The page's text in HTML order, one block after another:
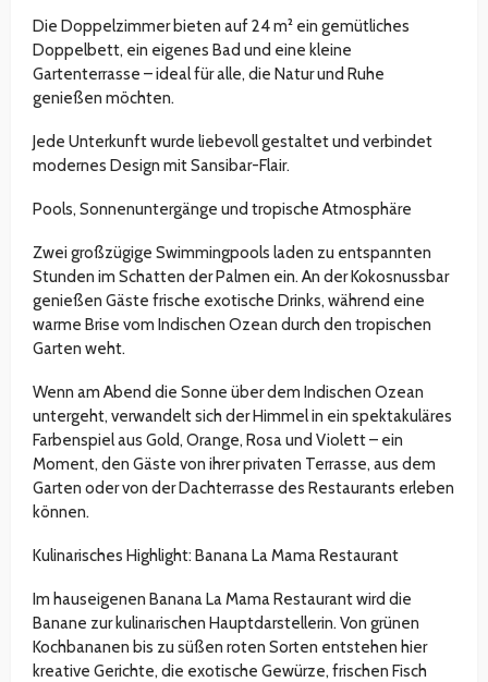
Die Doppelzimmer bieten auf 24 m² ein gemütliches
Doppelbett, ein eigenes Bad und eine kleine
Gartenterrasse – ideal für alle, die Natur und Ruhe
genießen möchten.
Jede Unterkunft wurde liebevoll gestaltet und verbindet
modernes Design mit Sansibar-Flair.
Pools, Sonnenuntergänge und tropische Atmosphäre
Zwei großzügige Swimmingpools laden zu entspannten
Stunden im Schatten der Palmen ein. An der Kokosnussbar
genießen Gäste frische exotische Drinks, während eine
warme Brise vom Indischen Ozean durch den tropischen
Garten weht.
Wenn am Abend die Sonne über dem Indischen Ozean
untergeht, verwandelt sich der Himmel in ein spektakuläres
Farbenspiel aus Gold, Orange, Rosa und Violett – ein
Moment, den Gäste von ihrer privaten Terrasse, aus dem
Garten oder von der Dachterrasse des Restaurants erleben
können.
Kulinarisches Highlight: Banana La Mama Restaurant
Im hauseigenen Banana La Mama Restaurant wird die
Banane zur kulinarischen Hauptdarstellerin. Von grünen
Kochbananen bis zu süßen roten Sorten entstehen hier
kreative Gerichte, die exotische Gewürze, frischen Fisch